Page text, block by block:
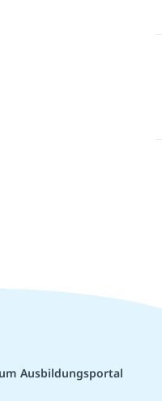
Ausbildungsportal